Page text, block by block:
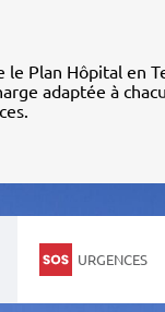
Plan Hôpital en
adaptée à
URGENCES